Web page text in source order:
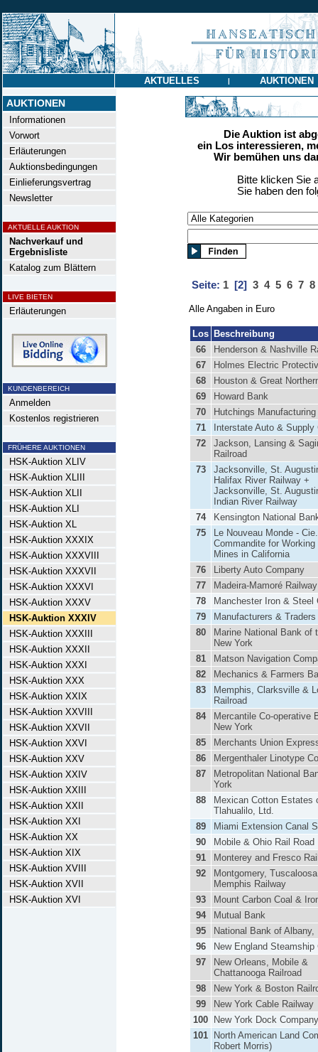
AKTUELLES | AUKTIONEN
AUKTIONEN
Informationen
Vorwort
Erläuterungen
Auktionsbedingungen
Einlieferungsvertrag
Newsletter
AKTUELLE AUKTION
Nachverkauf und
Ergebnisliste
Katalog zum Blättern
LIVE BIETEN
Erläuterungen
KUNDENBEREICH
Anmelden
Kostenlos registrieren
FRÜHERE AUKTIONEN
HSK-Auktion XLIV
HSK-Auktion XLIII
HSK-Auktion XLII
HSK-Auktion XLI
HSK-Auktion XL
HSK-Auktion XXXIX
HSK-Auktion XXXVIII
HSK-Auktion XXXVII
HSK-Auktion XXXVI
HSK-Auktion XXXV
HSK-Auktion XXXIV
HSK-Auktion XXXIII
HSK-Auktion XXXII
HSK-Auktion XXXI
HSK-Auktion XXX
HSK-Auktion XXIX
HSK-Auktion XXVIII
HSK-Auktion XXVII
HSK-Auktion XXVI
HSK-Auktion XXV
HSK-Auktion XXIV
HSK-Auktion XXIII
HSK-Auktion XXII
HSK-Auktion XXI
HSK-Auktion XX
HSK-Auktion XIX
HSK-Auktion XVIII
HSK-Auktion XVII
HSK-Auktion XVI
Die Auktion ist
ein Los interessieren,
Wir bemühen uns
Bitte klicken Sie
Sie haben den
Seite: 1 [2] 3 4 5 6 7 8
Alle Angaben in Euro
Los Beschreibung
66
Henderson & Nashville
67
Holmes Electric
68
Houston & Great
69
Howard Bank
70
Hutchings Manufacturing
71
Interstate Auto & Supply
72
Jackson, Lansing &
Railroad
73
Jacksonville, St.
Halifax River Railway +
Jacksonville, St.
Indian River Railway
74
Kensington National
75
Le Nouveau Monde -
Commandite for Working
Mines in California
76
Liberty Auto Company
77
Madeira-Mamoré
78
Manchester Iron & Steel
79
Manufacturers &
80
Marine National Bank of
New York
81
Matson Navigation
82
Mechanics & Farmers
83
Memphis, Clarksville &
Railroad
84
Mercantile Co-operative
New York
85
Merchants Union
86
Mergenthaler Linotype
87
Metropolitan National
York
88
Mexican Cotton Estates
Tlahualilo, Ltd.
89
Miami Extension Canal
90
Mobile & Ohio Rail Road
91
Monterey and Fresco
92
Montgomery,
Memphis Railway
93
Mount Carbon Coal &
94
Mutual Bank
95
National Bank of Albany,
96
New England Steamship
97
New Orleans, Mobile &
Chattanooga Railroad
98
New York & Boston
99
New York Cable Railway
100
New York Dock Company
101
North American Land
Robert Morris)